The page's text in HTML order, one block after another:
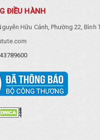
ĐIỀU HÀNH
Hữu Cảnh, Phường 22, Bình